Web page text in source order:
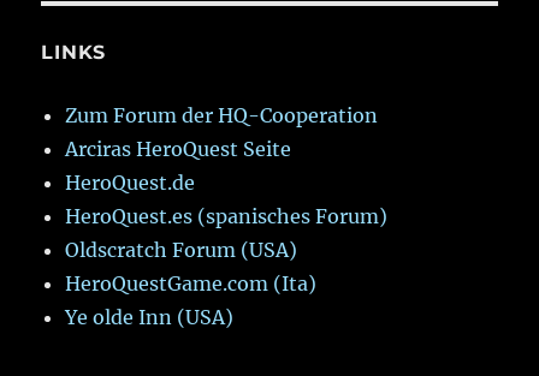
LINKS
Zum Forum der HQ-Cooperation
Arciras HeroQuest Seite
HeroQuest.de
HeroQuest.es (spanisches Forum)
Oldscratch Forum (USA)
HeroQuestGame.com (Ita)
Ye olde Inn (USA)